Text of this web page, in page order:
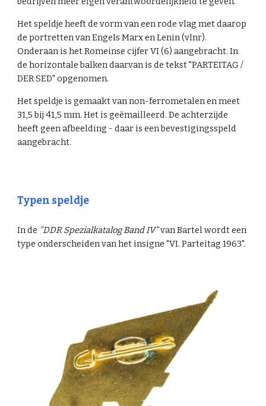
Het speldje heeft de vorm van een rode vlag met daarop
de portretten van Engels Marx en Lenin (vlnr).
Onderaan is het Romeinse cijfer VI (6) aangebracht. In
de horizontale balken daarvan is de tekst "PARTEITAG /
DER SED" opgenomen.
Het speldje is gemaakt van non-ferrometalen en meet
31,5bij 41,5 mm. Het is geëmailleerd. De achterzijde
heeft geen afbeelding - daar is een bevestigingsspeld
aangebracht.
Typen speldje
In de "DDR Spezialkatalog Band IV"van Bartel wordt een
type onderscheiden van het insigne "VI. Parteitag 1963".